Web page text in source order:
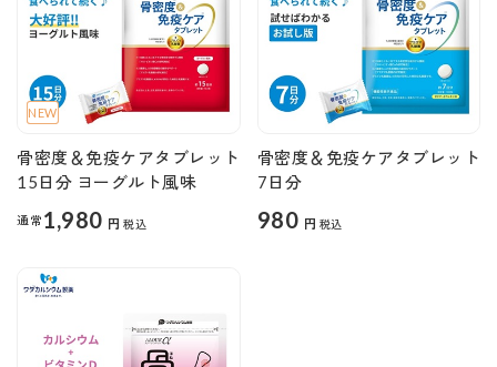
NEW
骨密度＆免疫ケアタブレット
15日分 ヨーグルト風味
通常 1,980 円 税込
骨密度＆免疫ケアタブレット
7日分
980 円 税込